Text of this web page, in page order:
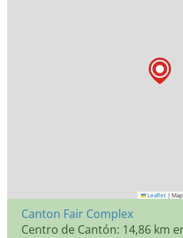
Leaflet |
Canton Fair Complex
Centro de Cantón: 14,86 km